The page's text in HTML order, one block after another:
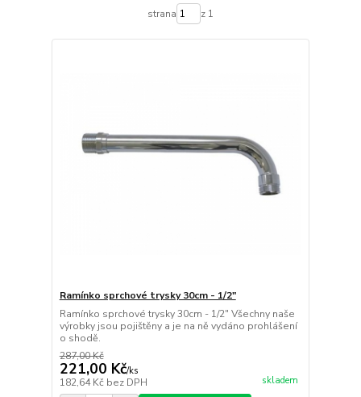
strana z 1
Ramínko sprchové trysky 30cm - 1/2"
Ramínko sprchové trysky 30cm - 1/2" Všechny naše
výrobky jsou pojištěny a je na ně vydáno prohlášení
o shodě.
287,00 Kč
221,00 Kč/ks
182,64 Kč bez DPH skladem